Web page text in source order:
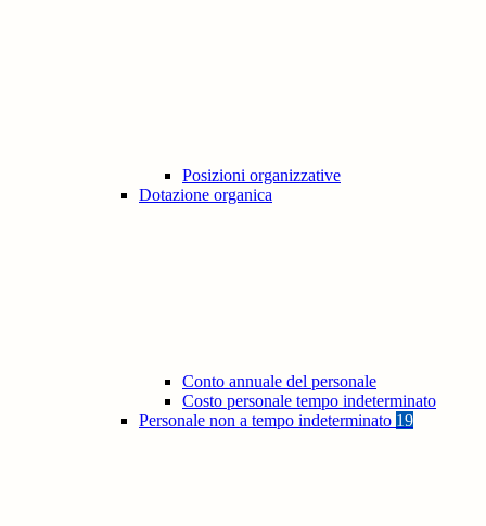
Posizioni organizzative
Dotazione organica
Conto annuale del personale
Costo personale tempo indeterminato
Personale non a tempo indeterminato 19